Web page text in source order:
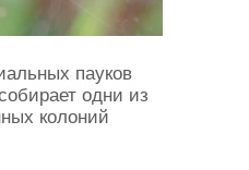
пауков
одни из
колоний